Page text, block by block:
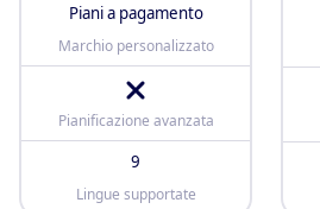
Piani a pagamento
Marchio personalizzato
Pianificazione avanzata
9
Lingue supportate